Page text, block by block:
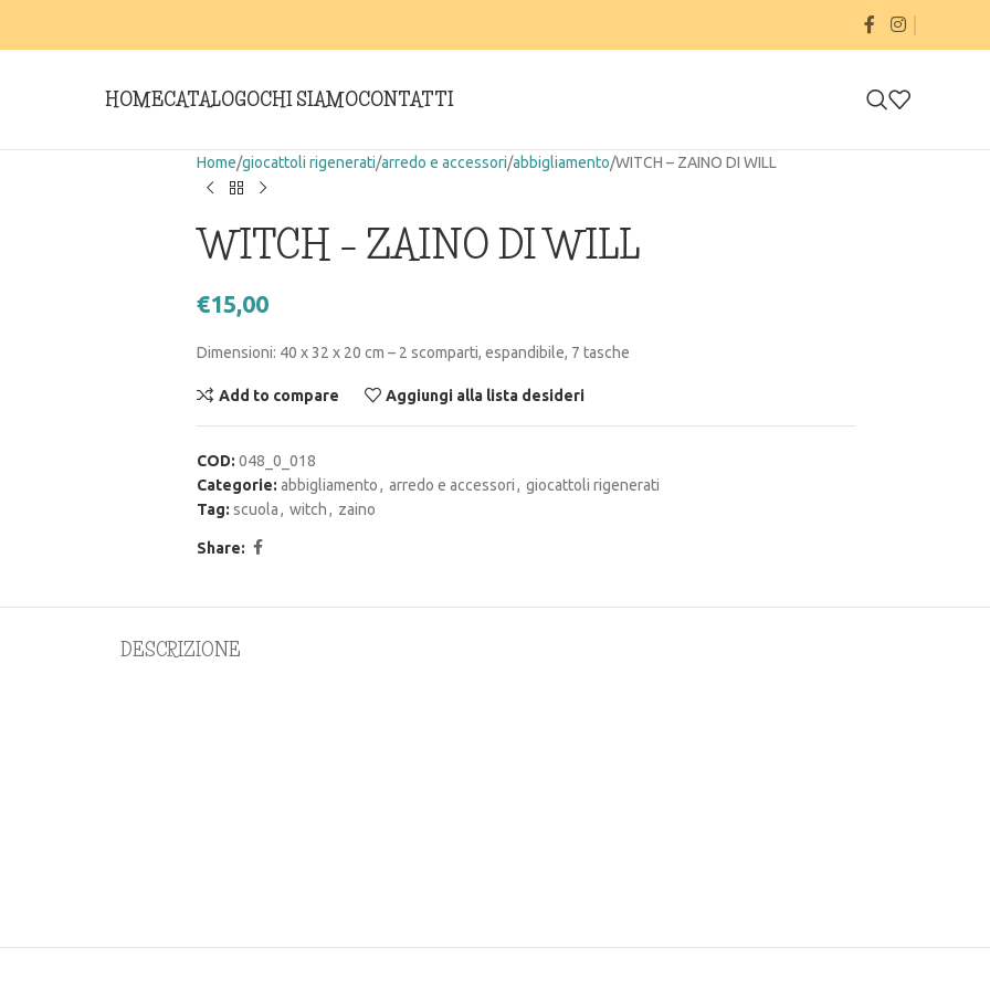
HOMECATALOGOCHI SIAMOCONTATTI
Home giocattoli rigenerati arredo e accessori abbigliamento WITCH – ZAINO DI WILL
WITCH – ZAINO DI WILL
€15,00
Dimensioni: 40 x 32 x 20 cm – 2 scomparti, espandibile, 7 tasche
Add to compare Aggiungi alla lista desideri
COD: 048_0_018
Categorie: abbigliamento, arredo e accessori, giocattoli rigenerati
Tag: scuola, witch, zaino
Share:
DESCRIZIONE